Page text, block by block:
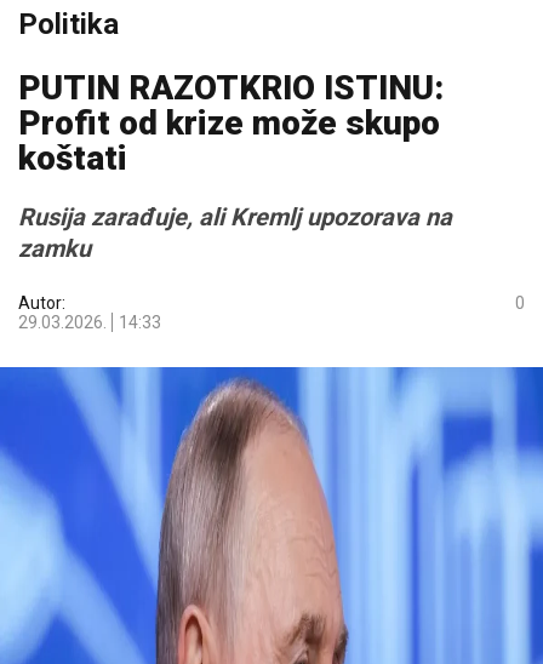
Politika
PUTIN RAZOTKRIO ISTINU:
Profit od krize može skupo
koštati
Rusija zarađuje, ali Kremlj upozorava na
zamku
Autor:
29.03.2026.
14:33
0